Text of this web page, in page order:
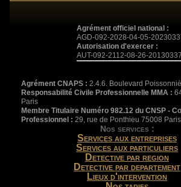
Agrément officiel national :
AGD-092-2028-04-05-
Autorisation d'exercer :
AUT-092-2112-08-26-
Agrément CNAPS : 2.4.6. Boulevard
Responsabilité Civile Professionnelle MMA :
Paris
Membre Titulaire Numéro 982.12 du CNSP -
Professionnel : 29, rue de Ponthieu 75008 Paris
Nos services :
Services aux entreprises
Services aux particuliers
Detective par region
Detective par departement
Lieux d'intervention